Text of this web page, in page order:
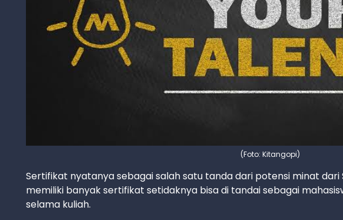
(Foto: Kitangopi)
Sertifikat nyatanya sebagai salah satu tanda dari potensi minat
memiliki banyak sertifikat setidaknya bisa di tandai sebagai
selama kuliah.